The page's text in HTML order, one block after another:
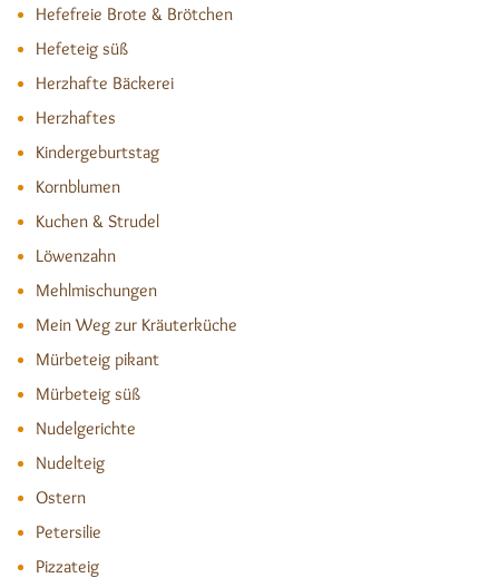
Hefefreie Brote & Brötchen
Hefeteig süß
Herzhafte Bäckerei
Herzhaftes
Kindergeburtstag
Kornblumen
Kuchen & Strudel
Löwenzahn
Mehlmischungen
Mein Weg zur Kräuterküche
Mürbeteig pikant
Mürbeteig süß
Nudelgerichte
Nudelteig
Ostern
Petersilie
Pizzateig